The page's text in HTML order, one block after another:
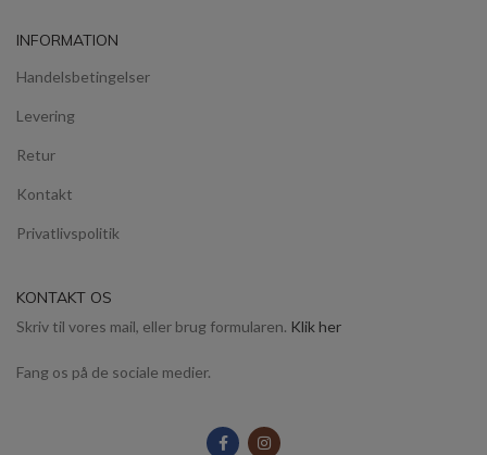
INFORMATION
Handelsbetingelser
Levering
Retur
Kontakt
Privatlivspolitik
KONTAKT OS
Skriv til vores mail, eller brug formularen. Klik her
Fang os på de sociale medier.